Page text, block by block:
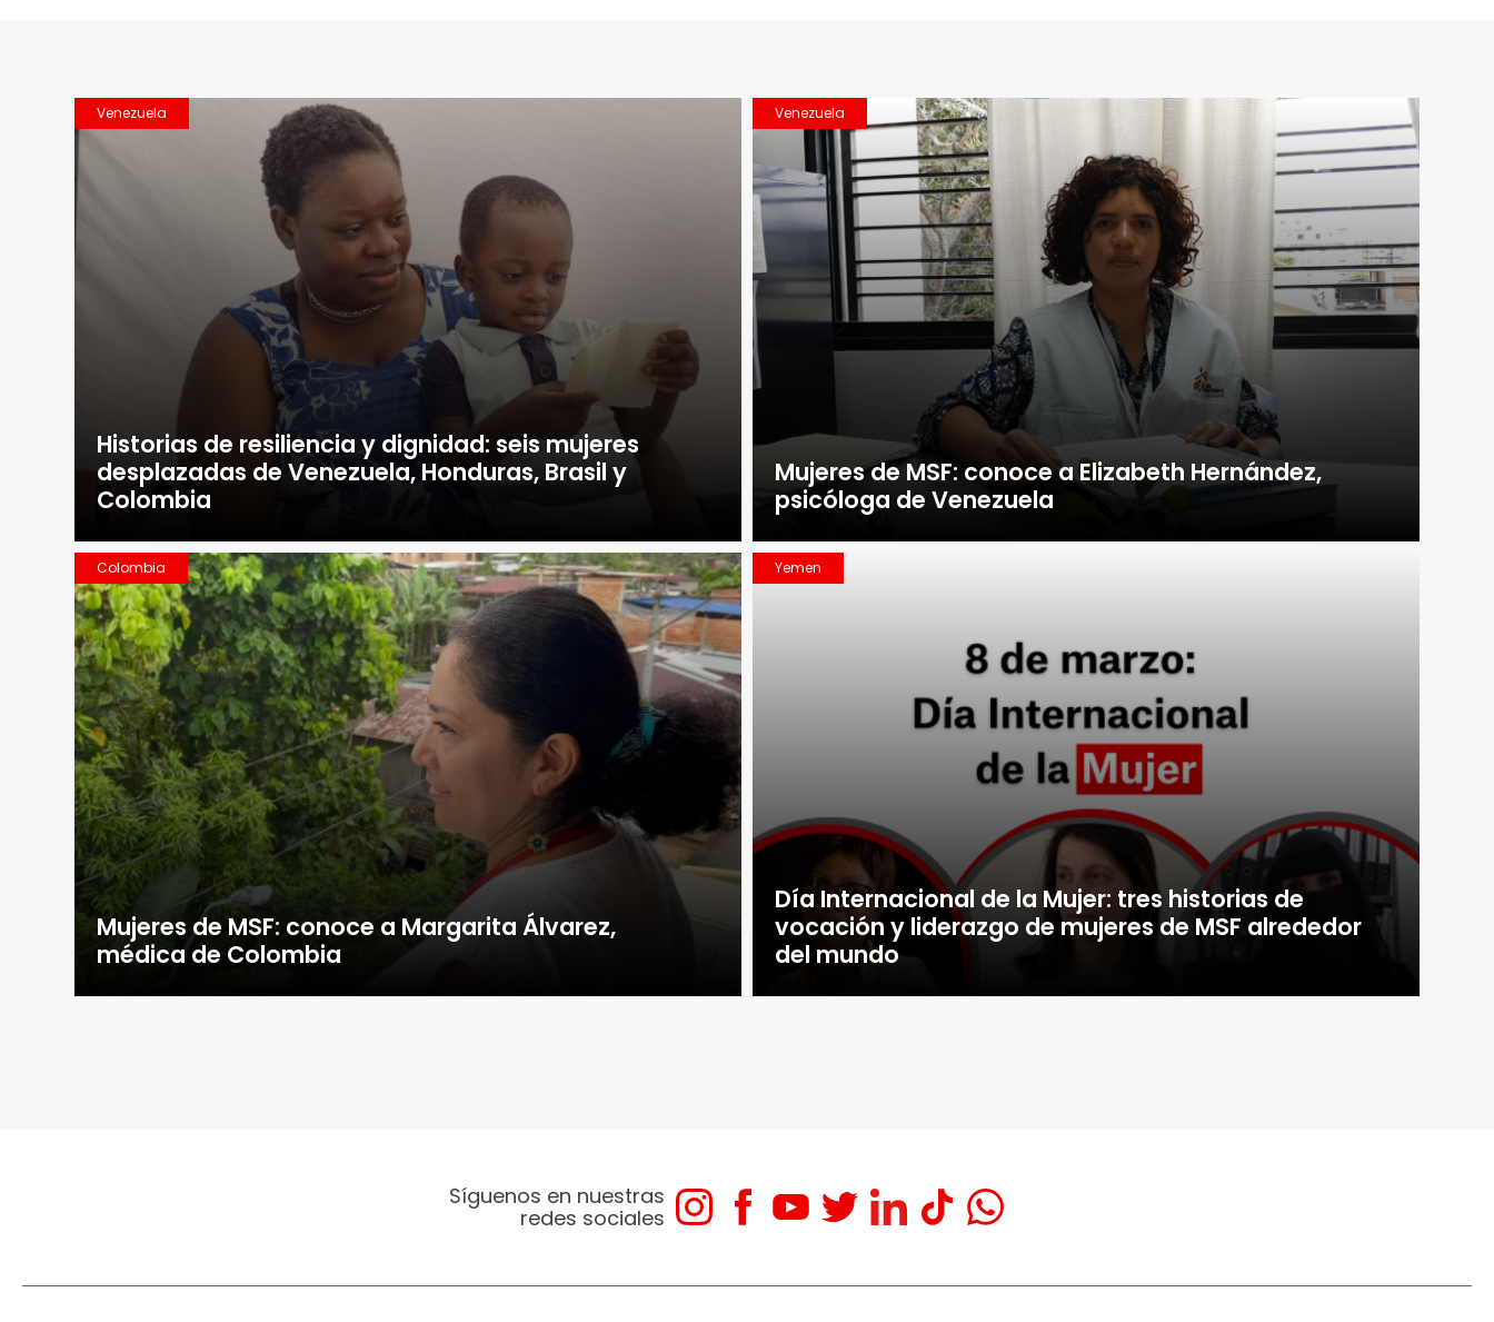
Venezuela
Historias de resiliencia y dignidad: seis mujeres
desplazadas de Venezuela, Honduras, Brasil y
Colombia
Venezuela
Mujeres de MSF: conoce a Elizabeth Hernández,
psicóloga de Venezuela
Colombia
Mujeres de MSF: conoce a Margarita Álvarez,
médica de Colombia
Yemen
Día Internacional de la Mujer: tres historias de
vocación y liderazgo de mujeres de MSF alrededor
del mundo
Síguenos en nuestras
redes sociales